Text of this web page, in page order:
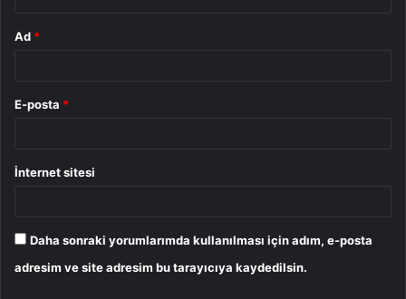
Ad *
E-posta *
İnternet sitesi
Daha sonraki yorumlarımda kullanılması için adım, e-posta
adresim ve site adresim bu tarayıcıya kaydedilsin.